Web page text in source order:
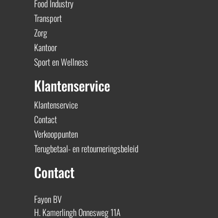
Food Industry
Transport
Zorg
Kantoor
Sport en Wellness
Klantenservice
Klantenservice
Contact
Verkooppunten
Terugbetaal- en retourneringsbeleid
Contact
Fayon BV
H. Kamerlingh Onnesweg 11A